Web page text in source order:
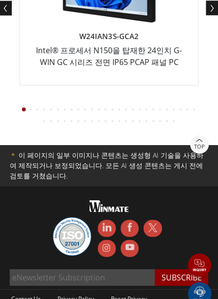
W24IAN3S-GCA2
Intel® 프로세서 N150을 탑재한 24인치 G-
WIN GC 시리즈 전면 IP65 PCAP 패널 PC
TOP
＊ 이 페이지의 일부 이미지나 콘텐츠는 생성형 AI 기술을 사용하
여 제작되거나 보정되었습니다. 모든 AI 생성 콘텐츠는 게시 전에
검토를 거쳤습니다.